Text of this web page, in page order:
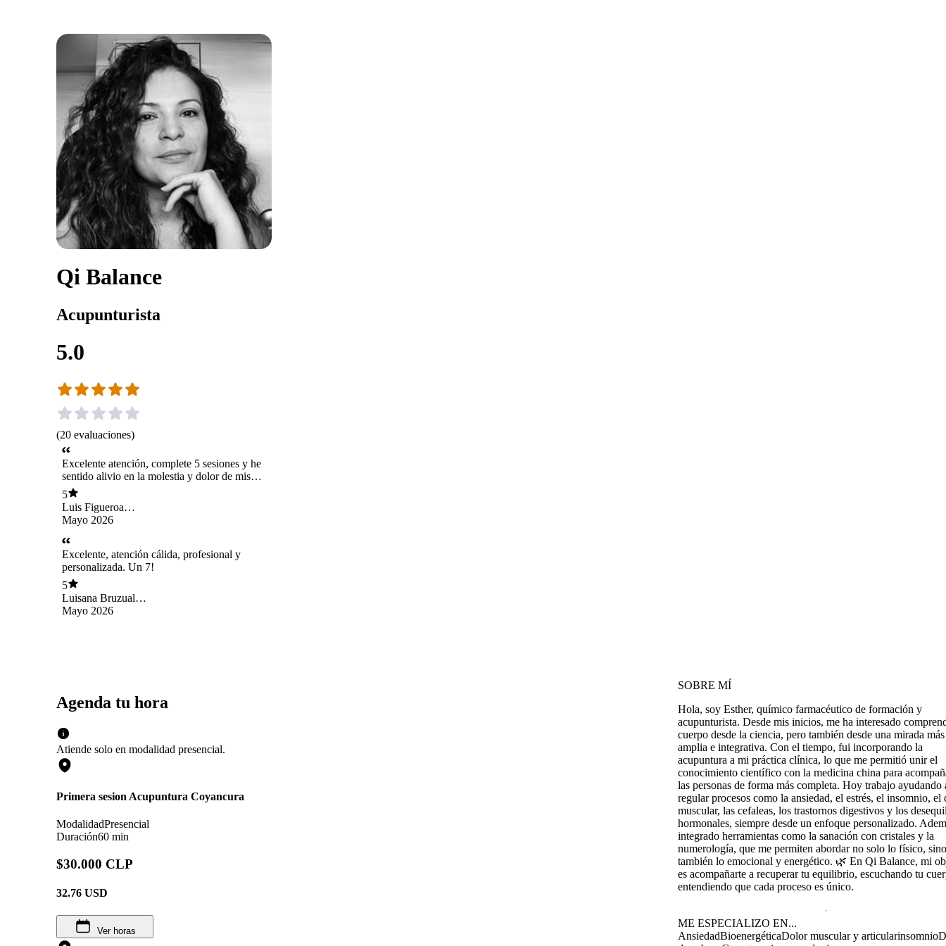
Qi Balance
Acupunturista
5.0
(20 evaluaciones)
Excelente atención, complete 5 sesiones y he
sentido alivio en la molestia y dolor de mis
rodillas.
5
Luis Figueroa
Herrera
Mayo 2026
Excelente, atención cálida, profesional y
personalizada. Un 7!
5
Luisana Bruzual
Keller
Mayo 2026
Agenda tu hora
Atiende solo en modalidad presencial.
Primera sesion Acupuntura Coyancura
ModalidadPresencial
Duración60 min
$30.000 CLP
32.76 USD
Ver horas
SOBRE MÍ
Hola, soy Esther, químico farmacéutico de formación y
acupunturista. Desde mis inicios, me ha interesado
cuerpo desde la ciencia, pero también desde una mirada más
amplia e integrativa. Con el tiempo, fui incorporando la
acupuntura a mi práctica clínica, lo que me permitió unir el
conocimiento científico con la medicina china para
las personas de forma más completa. Hoy trabajo ayudando
regular procesos como la ansiedad, el estrés, el insomnio, el
muscular, las cefaleas, los trastornos digestivos y los
hormonales, siempre desde un enfoque personalizado.
integrado herramientas como la sanación con cristales y la
numerología, que me permiten abordar no solo lo físico, sino
también lo emocional y energético. 🌿 En Qi Balance, mi
es acompañarte a recuperar tu equilibrio, escuchando tu
entendiendo que cada proceso es único.
ME ESPECIALIZO EN...
AnsiedadBioenergéticaDolor muscular y articularinsomnio